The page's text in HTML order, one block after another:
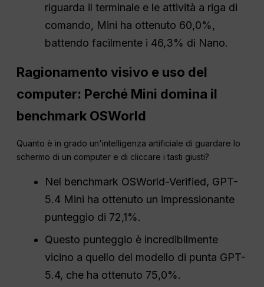
riguarda il terminale e le attività a riga di
comando, Mini ha ottenuto 60,0%,
battendo facilmente i 46,3% di Nano.
Ragionamento visivo e uso del
computer: Perché Mini domina il
benchmark OSWorld
Quanto è in grado un'intelligenza artificiale di guardare lo
schermo di un computer e di cliccare i tasti giusti?
Nel benchmark OSWorld-Verified, GPT-
5.4 Mini ha ottenuto un impressionante
punteggio di 72,1%.
Questo punteggio è incredibilmente
vicino a quello del modello di punta GPT-
5.4, che ha ottenuto 75,0%.